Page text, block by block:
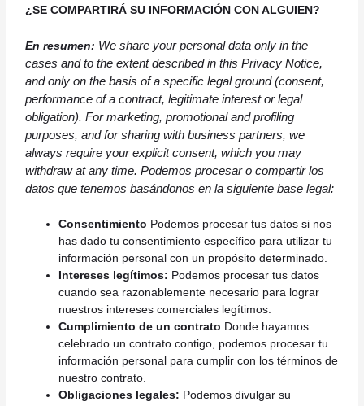
¿SE COMPARTIRÁ SU INFORMACIÓN CON ALGUIEN?
En resumen: We share your personal data only in the
cases and to the extent described in this Privacy Notice,
and only on the basis of a specific legal ground (consent,
performance of a contract, legitimate interest or legal
obligation). For marketing, promotional and profiling
purposes, and for sharing with business partners, we
always require your explicit consent, which you may
withdraw at any time. Podemos procesar o compartir los
datos que tenemos basándonos en la siguiente base legal:
Consentimiento Podemos procesar tus datos si nos
has dado tu consentimiento específico para utilizar tu
información personal con un propósito determinado.
Intereses legítimos: Podemos procesar tus datos
cuando sea razonablemente necesario para lograr
nuestros intereses comerciales legítimos.
Cumplimiento de un contrato Donde hayamos
celebrado un contrato contigo, podemos procesar tu
información personal para cumplir con los términos de
nuestro contrato.
Obligaciones legales: Podemos divulgar su